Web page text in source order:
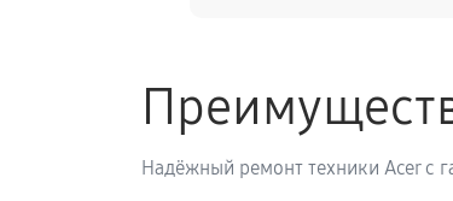
Надёжный ремонт техники Acer с